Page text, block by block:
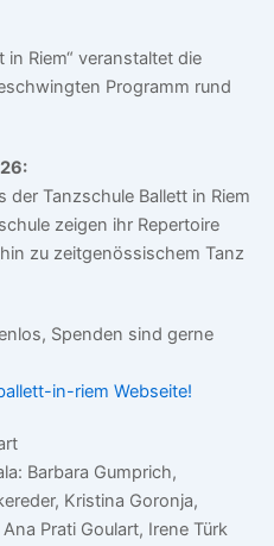
in Riem“ veranstaltet die
Programm rund
Tanzschule Ballett in Riem
zeigen ihr Repertoire
zu zeitgenössischem Tanz
Spenden sind gerne
in-riem Webseite!
Barbara Gumprich,
Kristina Goronja,
Prati Goulart, Irene Türk